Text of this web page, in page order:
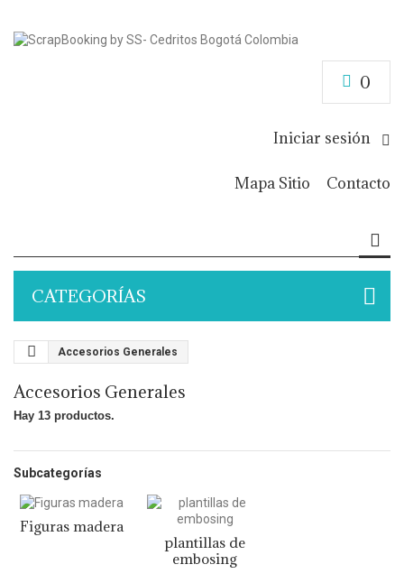
0
Iniciar sesión
Contacto
Mapa Sitio
CATEGORÍAS
Accesorios Generales
Accesorios Generales
Hay 13 productos.
Subcategorías
Figuras madera
plantillas de
embosing